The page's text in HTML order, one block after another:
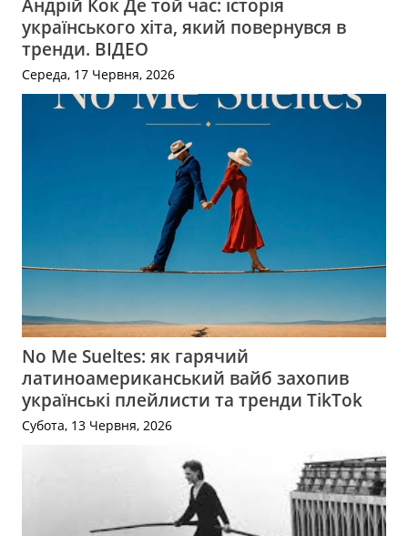
Андрій Кок Де той час: історія
українського хіта, який повернувся в
тренди. ВІДЕО
Середа, 17 Червня, 2026
No Me Sueltes: як гарячий
латиноамериканський вайб захопив
українські плейлисти та тренди TikTok
Субота, 13 Червня, 2026